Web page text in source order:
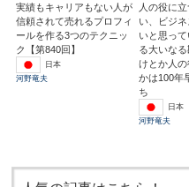
実績もキャリアもない人が
信頼されて売れるプロフィ
ールを作る3つのテクニッ
ク【第840回】
日本
河野竜夫
人の役に
い、ビジ
いと思っ
る大いな
けとか人の
かは100年
ち
日本
河野竜夫